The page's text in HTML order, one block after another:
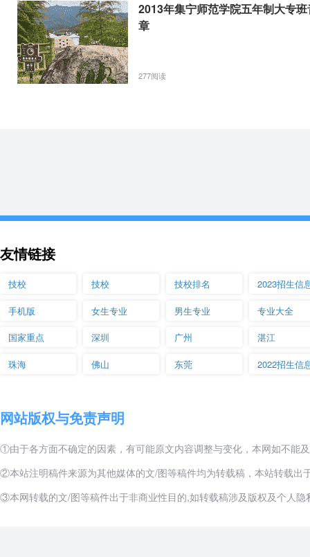
2013年集宁师范学院五年制大专
章
277阅读
友情链接
技校 技校 技校排名 2023招生信
手机版 女生专业 男生专业 专业大全
国家重点 深圳 广州 湛江
珠海 佛山 东莞 2022招生信
网站版权与免责声明
①由于各方面不确定的因素，有可能原文内容调整与变化，本网如不能
②本站注明稿件来源为其他媒体的文/图等稿件均为转载稿，本站转载
③本网转载的文/图等稿件出于非商业性目的,如转载稿涉及版权及个人